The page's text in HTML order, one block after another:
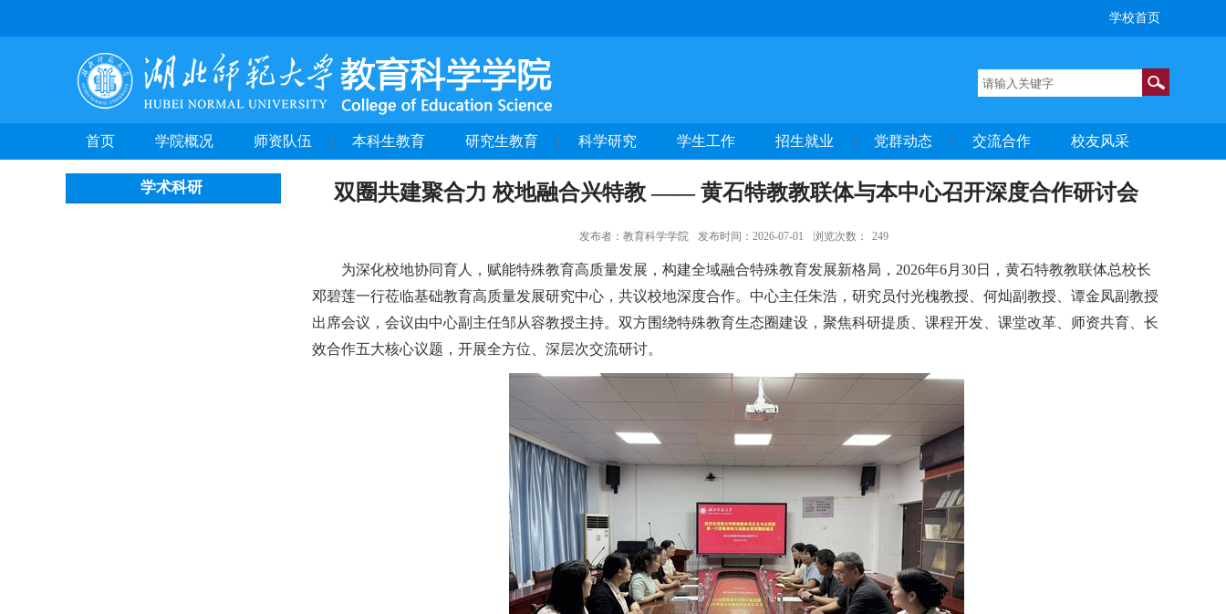
学校首页
首页 学院概况 师资队伍 本科生教育 研究生教育 科学研究 学生工作 招生就业 党群动态 交流合作 校友风采
学术科研 双圈共建聚合力 校地融合兴特教 —— 黄石特教教联体与本中心召开深度合作研讨会
发布者：教育科学学院 发布时间：2026-07-01 浏览次数： 249
为深化校地协同育人，赋能特殊教育高质量发展，构建全域融合特殊教育发展新格局， 2026年6月 30日，黄石特教教联体总校长
邓碧莲一行莅临基础教育高质量发展研究中心，共议校地深度合作。中心主任朱浩，研究员付光槐教授、何灿副教授、谭金凤副教授
出席会议，会议由中心副主任邹从容教授主持。双方围绕特殊教育生态圈建设，聚焦科研提质、课程开发、课堂改革、师资共育、长
效合作五大核心议题，开展全方位、深层次交流研讨。